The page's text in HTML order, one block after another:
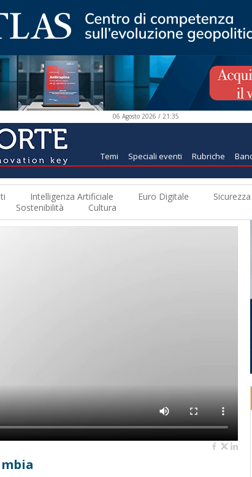
06 Agosto 2026 / 21:35
Temi Speciali eventi Rubriche
Intelligenza Artificiale Euro Digitale
Sicurezza
Sostenibilità Cultura